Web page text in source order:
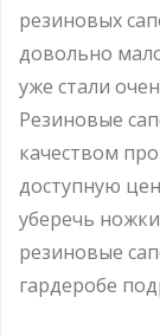
резиновых
довольно
уже стали
Резиновые
качеством
доступную
уберечь
резиновые
гардеробе